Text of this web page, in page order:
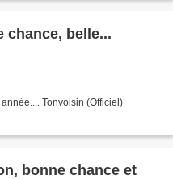
chance, belle...
Tonvoisin (Officiel)
bonne chance et